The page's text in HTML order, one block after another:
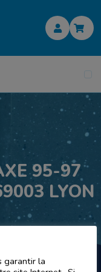
95-97
LYON
garantir la